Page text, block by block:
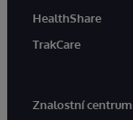
HealthShare
TrakCare
Znalostní centrum